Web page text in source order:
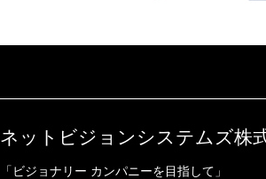
ネットビジョンシステムズ株
「ビジョナリー カンパニーを目指して」